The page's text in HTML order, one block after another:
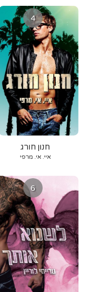
4
חנון חורג
איי. אי. מרפי
6